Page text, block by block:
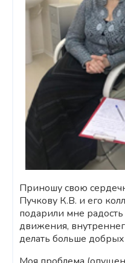
Приношу свою
Пучкову К.В. и его
подарили мне
движения,
делать больше